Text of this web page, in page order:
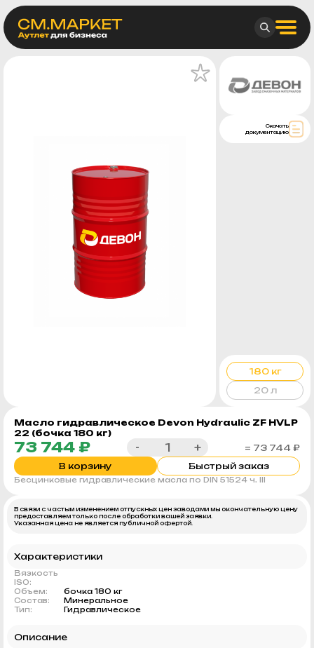
Масло гидравлическое Devon Hydraulic ZF HVLP
22 (бочка 180 кг)
73 744 ₽ - +
= 73 744 ₽
В корзину
Быстрый заказ
Бесцинковые гидравлические масла по DIN 51524 ч. III
Скачать
документацию
180 кг
20 л
В связи с частым изменением отпускных цен заводами мы окончательную цену
предоставляем только после обработки вашей заявки.
Указанная цена не является публичной офертой.
Характеристики
Вязкость
ISO:
Объем:
бочка 180 кг
Состав:
Минеральное
Тип:
Гидравлическое
Описание